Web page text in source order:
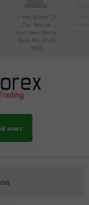
Forex Broker Of
The Year на
выставке Money
Expo Abu Dhabi
2025
счет